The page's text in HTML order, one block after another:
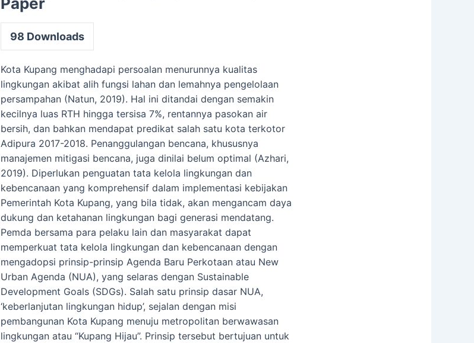
98 Downloads
Kota Kupang menghadapi persoalan menurunnya kualitas
lingkungan akibat alih fungsi lahan dan lemahnya pengelolaan
persampahan (Natun, 2019). Hal ini ditandai dengan semakin
kecilnya luas RTH hingga tersisa 7%, rentannya pasokan air
bersih, dan bahkan mendapat predikat salah satu kota terkotor
Adipura 2017-2018. Penanggulangan bencana, khususnya
manajemen mitigasi bencana, juga dinilai belum optimal (Azhari,
2019). Diperlukan penguatan tata kelola lingkungan dan
kebencanaan yang komprehensif dalam implementasi kebijakan
Pemerintah Kota Kupang, yang bila tidak, akan mengancam daya
dukung dan ketahanan lingkungan bagi generasi mendatang.
Pemda bersama para pelaku lain dan masyarakat dapat
memperkuat tata kelola lingkungan dan kebencanaan dengan
mengadopsi prinsip-prinsip Agenda Baru Perkotaan atau New
Urban Agenda (NUA), yang selaras dengan Sustainable
Development Goals (SDGs). Salah satu prinsip dasar NUA,
‘keberlanjutan lingkungan hidup’, sejalan dengan misi
pembangunan Kota Kupang menuju metropolitan berwawasan
lingkungan atau “Kupang Hijau”. Prinsip tersebut bertujuan untuk